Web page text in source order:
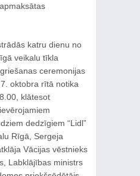
katru dienu no
veikalu tīkla
ceremonijas
oktobra rītā notika
klātesot
dedzīgiem “Lidl”
Rīgā, Sergeja
Vācijas vēstnieks
Labklājības ministrs